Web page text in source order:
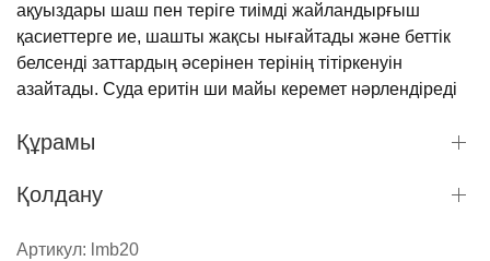
ақуыздары шаш пен теріге тиімді жайландырғыш
қасиеттерге ие, шашты жақсы нығайтады және беттік
белсенді заттардың әсерінен терінің тітіркенуін
азайтады. Суда еритін ши майы керемет нәрлендіреді
арқылы. Айрықша
болдырмау
табиғи
Құрамы
Қолдану
Артикул: lmb20